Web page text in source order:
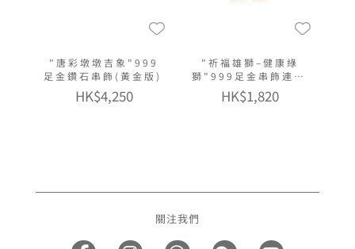
"唐彩墩墩吉象"999
足金鑽石串飾(黃金版)
HK$4,250
"祈福雄獅–健康綠
獅"999足金串飾連手
繩
HK$1,820
關注我們